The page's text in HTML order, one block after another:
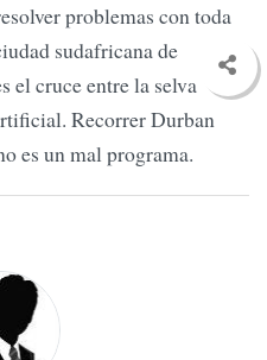
problemas con toda
sudafricana de
el cruce entre la selva
Recorrer Durban
es un mal programa.